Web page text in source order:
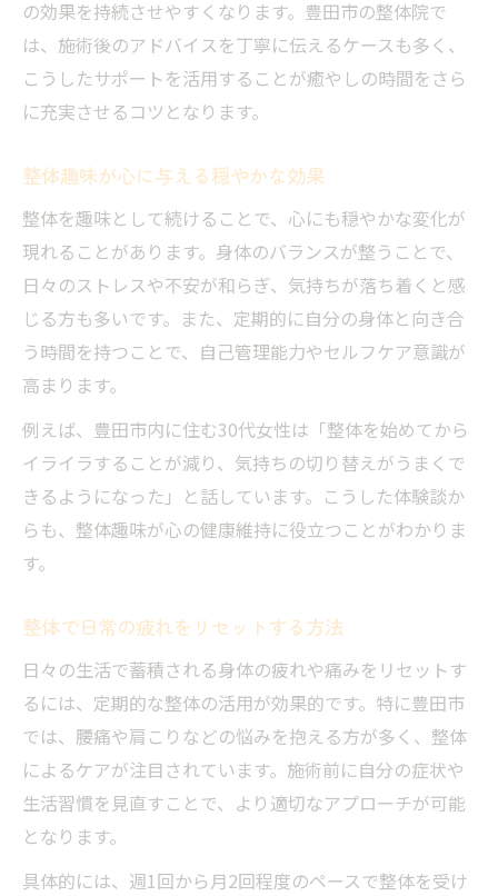
の効果を持続させやすくなります。豊田市の整体院で
は、施術後のアドバイスを丁寧に伝えるケースも多く、
こうしたサポートを活用することが癒やしの時間をさら
に充実させるコツとなります。
整体趣味が心に与える穏やかな効果
整体を趣味として続けることで、心にも穏やかな変化が
現れることがあります。身体のバランスが整うことで、
日々のストレスや不安が和らぎ、気持ちが落ち着くと感
じる方も多いです。また、定期的に自分の身体と向き合
う時間を持つことで、自己管理能力やセルフケア意識が
高まります。
例えば、豊田市内に住む30代女性は「整体を始めてから
イライラすることが減り、気持ちの切り替えがうまくで
きるようになった」と話しています。こうした体験談か
らも、整体趣味が心の健康維持に役立つことがわかりま
す。
整体で日常の疲れをリセットする方法
日々の生活で蓄積される身体の疲れや痛みをリセットす
るには、定期的な整体の活用が効果的です。特に豊田市
では、腰痛や肩こりなどの悩みを抱える方が多く、整体
によるケアが注目されています。施術前に自分の症状や
生活習慣を見直すことで、より適切なアプローチが可能
となります。
具体的には、週1回から月2回程度のペースで整体を受け